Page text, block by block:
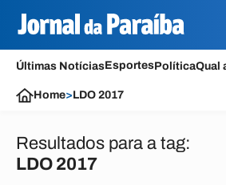
Últimas NotíciasEsportesPolíticaQual
Home>LDO 2017
Resultados para a tag:
LDO 2017